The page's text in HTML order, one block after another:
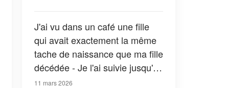
J'ai vu dans un café une fille
qui avait exactement la même
tache de naissance que ma fille
décédée - Je l'ai suivie jusqu'à
chez elle et je suis restée figée
11 mars 2026